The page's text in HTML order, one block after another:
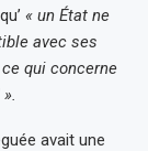
« un État ne
avec ses
qui concerne
avait une